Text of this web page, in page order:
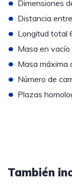
Dimensiones
• Distancia
• Longitud total
• Masa en
• Masa máxima
• Número de
• Plazas
También